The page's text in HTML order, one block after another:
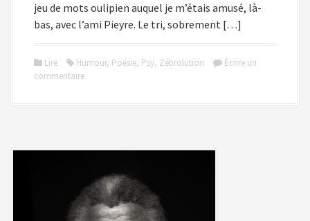
jeu de mots oulipien auquel je m’étais amusé, là-
bas, avec l’ami Pieyre. Le tri, sobrement […]
Lire Humour, Poésie, Psy, Zébrolution
Écrire un
commentaire